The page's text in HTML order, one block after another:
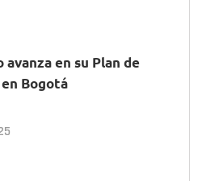
en su Plan de
Bogotá